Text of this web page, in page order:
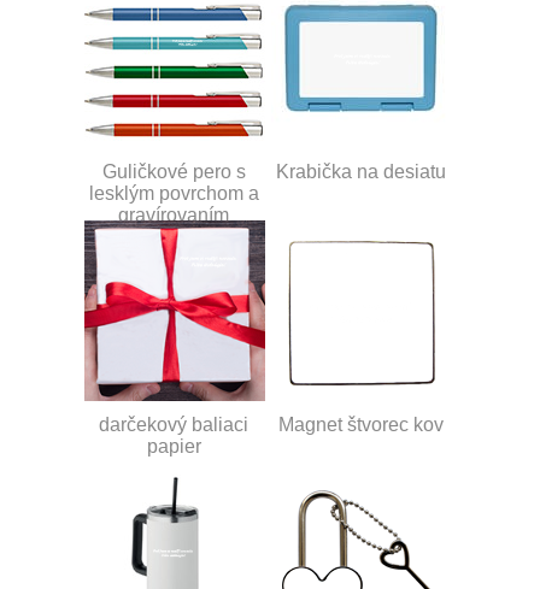
Guličkové pero s
lesklým povrchom a
gravírovaním
Krabička na desiatu
darčekový baliaci
papier
Magnet štvorec kov